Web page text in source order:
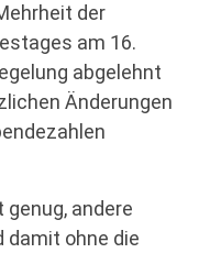
der
am 16.
abgelehnt
Änderungen
andere
damit ohne die